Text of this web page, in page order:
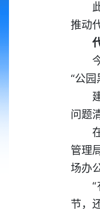
推动
“公
问题
管理
场办
节，